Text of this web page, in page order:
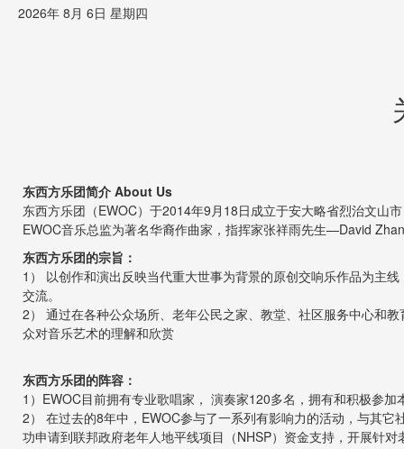
2026年 8月 6日 星期四
东西方乐团简介 About Us
东西方乐团（EWOC）于2014年9月18日成立于安大略省烈治文山
EWOC音乐总监为著名华裔作曲家，指挥家张祥雨先生—David
东西方乐团的宗旨：
1） 以创作和演出反映当代重大世事为背景的原创交响乐作品为主
交流。
2） 通过在各种公众场所、老年公民之家、教堂、社区服务中心和
众对音乐艺术的理解和欣赏
东西方乐团的阵容：
1）EWOC目前拥有专业歌唱家， 演奏家120多名，拥有和积极参加
2） 在过去的8年中，EWOC参与了一系列有影响力的活动，与其
功申请到联邦政府老年人地平线项目（NHSP）资金支持，开展针